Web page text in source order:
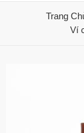
Trang
Ví